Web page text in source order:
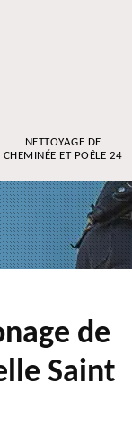
NETTOYAGE DE
CHEMINÉE ET POÊLE 24
de
Saint